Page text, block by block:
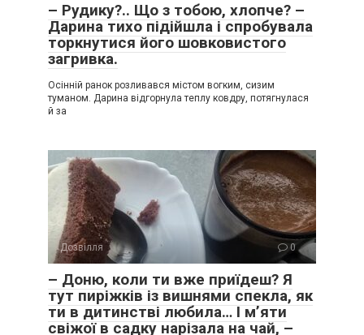
– Рудику?.. Що з тобою, хлопче? –
Дарина тихо підійшла і спробувала
торкнутися його шовковистого
загривка.
Осінній ранок розливався містом вогким, сизим
туманом. Дарина відгорнула теплу ковдру, потягнулася
й за
Дозвілля 0
– Доню, коли ти вже приїдеш? Я
тут пиріжків із вишнями спекла, як
ти в дитинстві любила… І м’яти
свіжої в садку нарізала на чай, –